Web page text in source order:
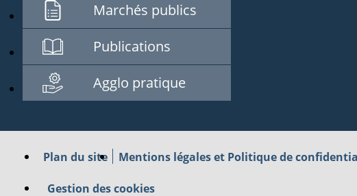
Marchés publics
Publications
Agglo pratique
Plan du site Mentions légales et Politique de
Gestion des cookies